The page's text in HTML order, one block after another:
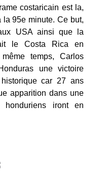
costaricain est la,
la 95e minute. Ce but,
USA ainsi que la
le Costa Rica en
temps, Carlos
une victoire
car 27 ans
apparition dans une
iront en